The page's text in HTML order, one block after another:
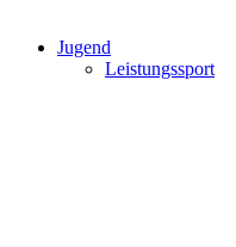
Jugend
Leistungssport